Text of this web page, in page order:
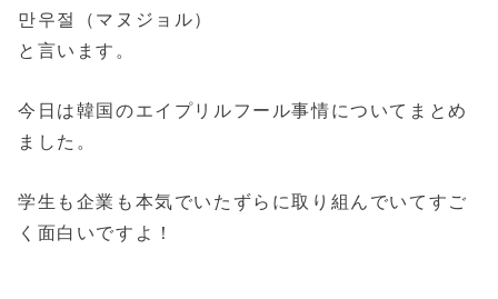
만우절（マヌジョル）
と言います。
今日は韓国のエイプリルフール事情についてまとめ
ました。
学生も企業も本気でいたずらに取り組んでいてすご
く面白いですよ！